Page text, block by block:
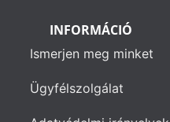
INFORMÁCIÓ
Ismerjen meg minket
Ügyfélszolgálat